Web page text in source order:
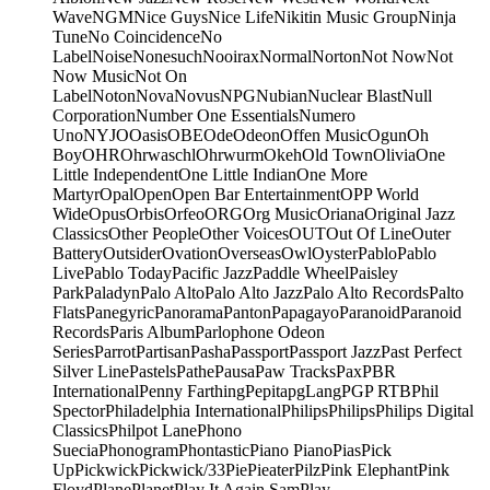
WaveNGMNice GuysNice LifeNikitin Music GroupNinja
TuneNo CoincidenceNo
LabelNoiseNonesuchNooiraxNormalNortonNot NowNot
Now MusicNot On
LabelNotonNovaNovusNPGNubianNuclear BlastNull
CorporationNumber One EssentialsNumero
UnoNYJOOasisOBEOdeOdeonOffen MusicOgunOh
BoyOHROhrwaschlOhrwurmOkehOld TownOliviaOne
Little IndependentOne Little IndianOne More
MartyrOpalOpenOpen Bar EntertainmentOPP World
WideOpusOrbisOrfeoORGOrg MusicOrianaOriginal Jazz
ClassicsOther PeopleOther VoicesOUTOut Of LineOuter
BatteryOutsiderOvationOverseasOwlOysterPabloPablo
LivePablo TodayPacific JazzPaddle WheelPaisley
ParkPaladynPalo AltoPalo Alto JazzPalo Alto RecordsPalto
FlatsPanegyricPanoramaPantonPapagayoParanoidParanoid
RecordsParis AlbumParlophone Odeon
SeriesParrotPartisanPashaPassportPassport JazzPast Perfect
Silver LinePastelsPathePausaPaw TracksPaxPBR
InternationalPenny FarthingPepitapgLangPGP RTBPhil
SpectorPhiladelphia InternationalPhilipsPhilipsPhilips Digital
ClassicsPhilpot LanePhono
SueciaPhonogramPhontasticPiano PianoPiasPick
UpPickwickPickwick/33PiePieaterPilzPink ElephantPink